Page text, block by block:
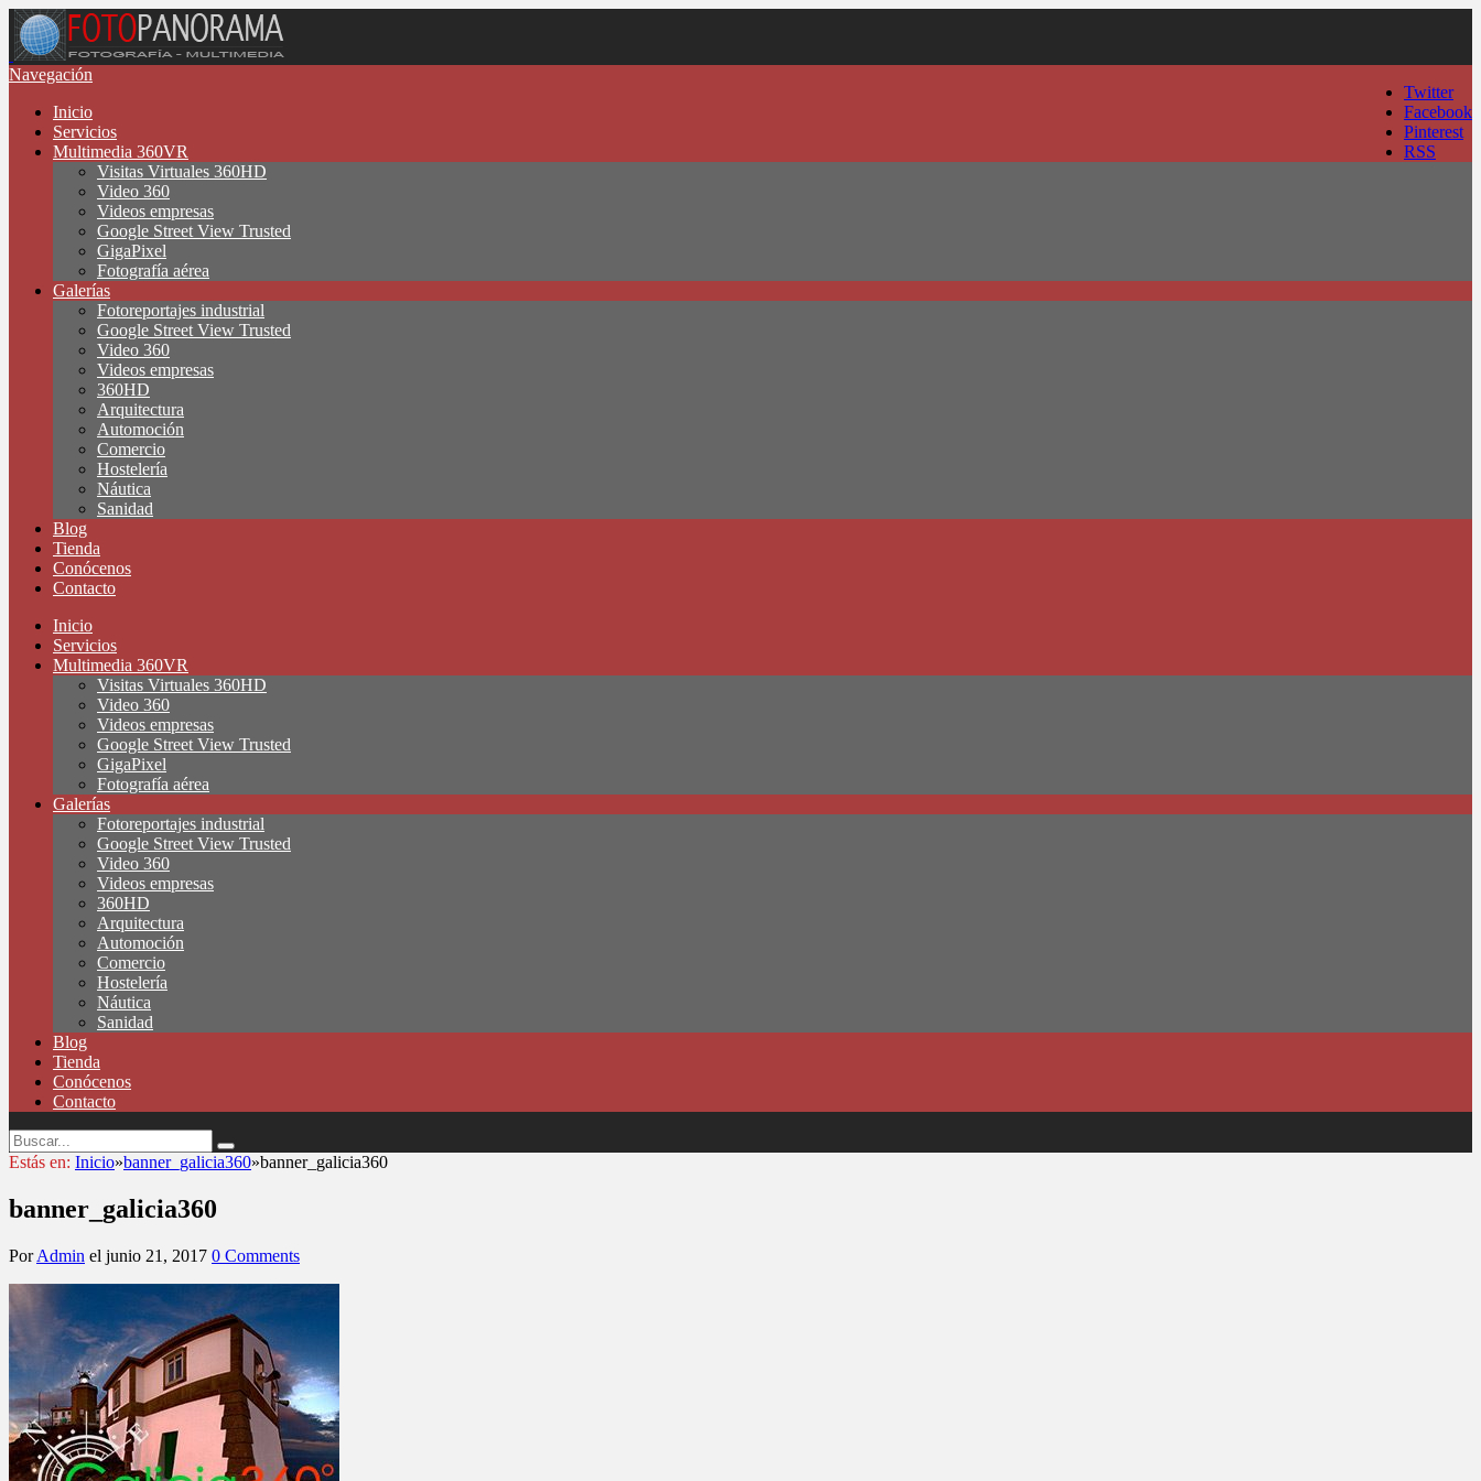
Twitter
Facebook
Pinterest
RSS
Navegación
Inicio
Servicios
Multimedia 360VR
Visitas Virtuales 360HD
Video 360
Videos empresas
Google Street View Trusted
GigaPixel
Fotografía aérea
Galerías
Fotoreportajes industrial
Google Street View Trusted
Video 360
Videos empresas
360HD
Arquitectura
Automoción
Comercio
Hostelería
Náutica
Sanidad
Blog
Tienda
Conócenos
Contacto
Inicio
Servicios
Multimedia 360VR
Visitas Virtuales 360HD
Video 360
Videos empresas
Google Street View Trusted
GigaPixel
Fotografía aérea
Galerías
Fotoreportajes industrial
Google Street View Trusted
Video 360
Videos empresas
360HD
Arquitectura
Automoción
Comercio
Hostelería
Náutica
Sanidad
Blog
Tienda
Conócenos
Contacto
Estás en: Inicio»banner_galicia360»banner_galicia360
banner_galicia360
PorAdmin el junio 21, 2017 0 Comments